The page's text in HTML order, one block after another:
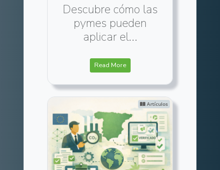
Descubre cómo las
pymes pueden
aplicar el...
Read More
Artículos